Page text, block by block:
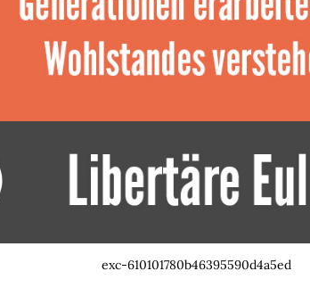
exc-610101780b46395590d4a5ed